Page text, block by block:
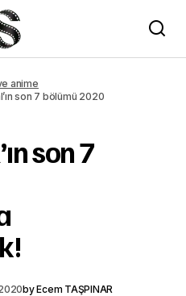
anime
son 7 bölümü 2020
son 7
byEcem TAŞPINAR